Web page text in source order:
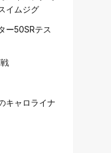
イムジグ
ー50SRテス
キャロライナ